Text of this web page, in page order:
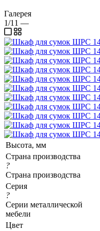
Галерея
1/11 —
Высота, мм
Страна производства
?
Страна производства
Серия
?
Серии металлической
мебели
Цвет